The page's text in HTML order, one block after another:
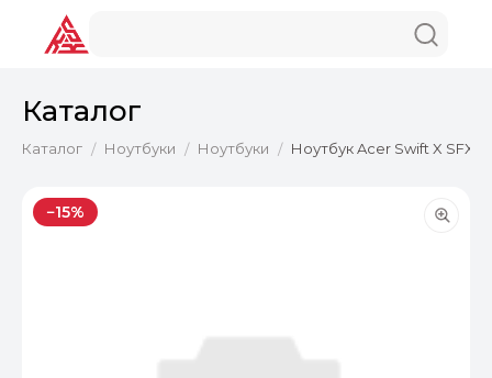
Каталог
Каталог / Ноутбуки / Ноутбуки / Ноутбук Acer Swift X
−15%